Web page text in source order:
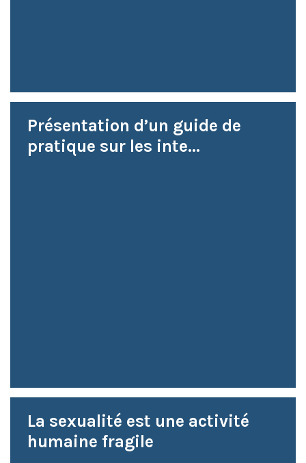
Présentation d’un guide de
pratique sur les inte...
La sexualité est une activité
humaine fragile